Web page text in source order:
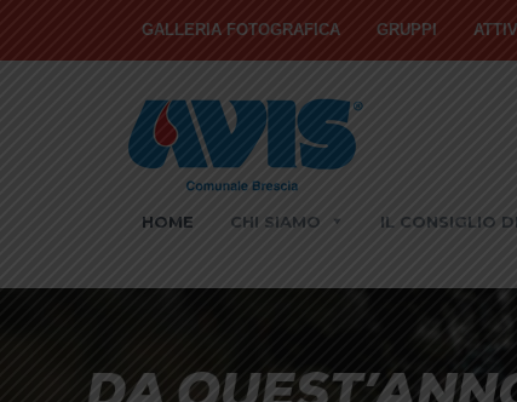
GALLERIA FOTOGRAFICA GRUPPI
HOME CHI SIAMO IL CONSIGLIO